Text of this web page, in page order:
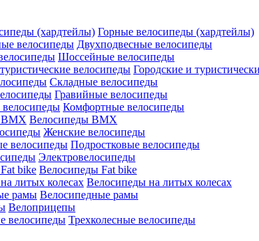
Горные велосипеды (хардтейлы)
Двухподвесные велосипеды
Шоссейные велосипеды
Городские и
Складные велосипеды
Гравийные велосипеды
Комфортные велосипеды
Велосипеды BMX
Женские велосипеды
Подростковые велосипеды
Электровелосипеды
Велосипеды Fat bike
Велосипеды на литых колесах
Велосипедные рамы
Велоприцепы
Трехколесные велосипеды